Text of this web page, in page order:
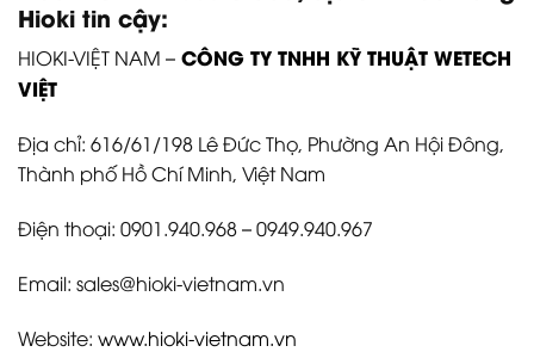
Hioki tin cậy:
HIOKI-VIỆT NAM – CÔNG TY TNHH KỸ THUẬT WETECH
VIỆT
Địa chỉ: 616/61/198 Lê Đức Thọ, Phường An Hội Đông,
Thành phố Hồ Chí Minh, Việt Nam
Điện thoại: 0901.940.968 – 0949.940.967
Email: sales@hioki-vietnam.vn
Website: www.hioki-vietnam.vn